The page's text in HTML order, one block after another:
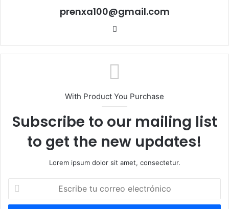
prenxa100@gmail.com
With Product You Purchase
Subscribe to our mailing list
to get the new updates!
Lorem ipsum dolor sit amet, consectetur.
correo